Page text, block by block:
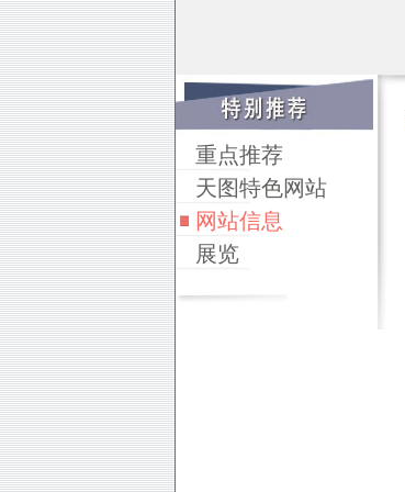
重点推荐
天图特色网站
网站信息
展览